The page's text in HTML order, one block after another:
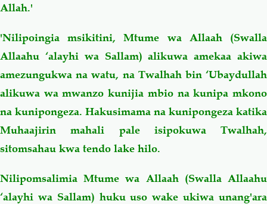
Allah.'
'Nilipoingia msikitini, Mtume wa Allaah (Swalla
Allaahu ‘alayhi wa Sallam) alikuwa amekaa akiwa
amezungukwa na watu, na Twalhah bin ‘Ubaydullah
alikuwa wa mwanzo kunijia mbio na kunipa mkono
na kunipongeza. Hakusimama na kunipongeza katika
Muhaajirin mahali pale isipokuwa Twalhah,
sitomsahau kwa tendo lake hilo.
Nilipomsalimia Mtume wa Allaah (Swalla Allaahu
‘alayhi wa Sallam) huku uso wake ukiwa unang'ara